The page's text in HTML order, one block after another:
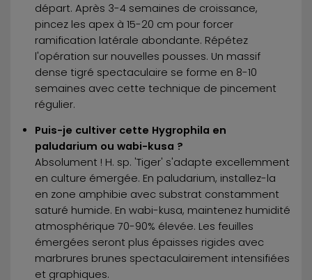
départ. Après 3-4 semaines de croissance,
pincez les apex à 15-20 cm pour forcer
ramification latérale abondante. Répétez
l'opération sur nouvelles pousses. Un massif
dense tigré spectaculaire se forme en 8-10
semaines avec cette technique de pincement
régulier.
Puis-je cultiver cette Hygrophila en
paludarium ou wabi-kusa ?
Absolument ! H. sp. 'Tiger' s'adapte excellemment
en culture émergée. En paludarium, installez-la
en zone amphibie avec substrat constamment
saturé humide. En wabi-kusa, maintenez humidité
atmosphérique 70-90% élevée. Les feuilles
émergées seront plus épaisses rigides avec
marbrures brunes spectaculairement intensifiées
et graphiques.